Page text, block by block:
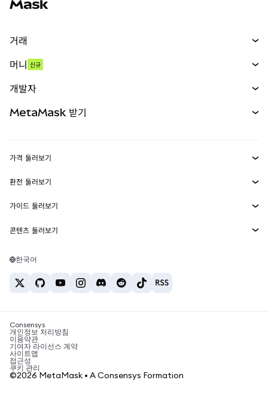
거래
무기한 선물
실물자산
머니 신규
개발자
MetaMask Connect
Snaps
웹3 서비스
MetaMask 받기
보안
고객 지원
채용
가격 둘러보기
이더리움 가격
솔라나 가격
테더 가격
환전 둘러보기
ETH를 USD로 환전
USDT를 INR로 환전
BTC를 INR로 환전
ETH를 USDT로 환전
가이드 둘러보기
ETH 매수
USDT 매수
SHIB 매수
BNB 매수
콘텐츠 둘러보기
솔라나 지갑
암호화폐 세금 뉴스
암호화폐 매수 방법
비트코인 매도 방법
한국어
Consensys
개인정보 처리방침
이용약관
기여자 라이선스 계약
사이트맵
접근성
쿠키 관리
©2026 MetaMask • A Consensys Formation